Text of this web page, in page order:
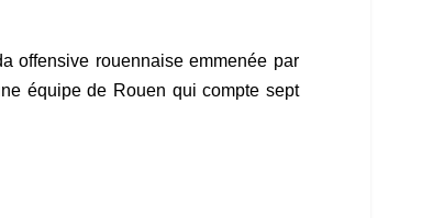
offensive rouennaise emmenée par
équipe de Rouen qui compte sept